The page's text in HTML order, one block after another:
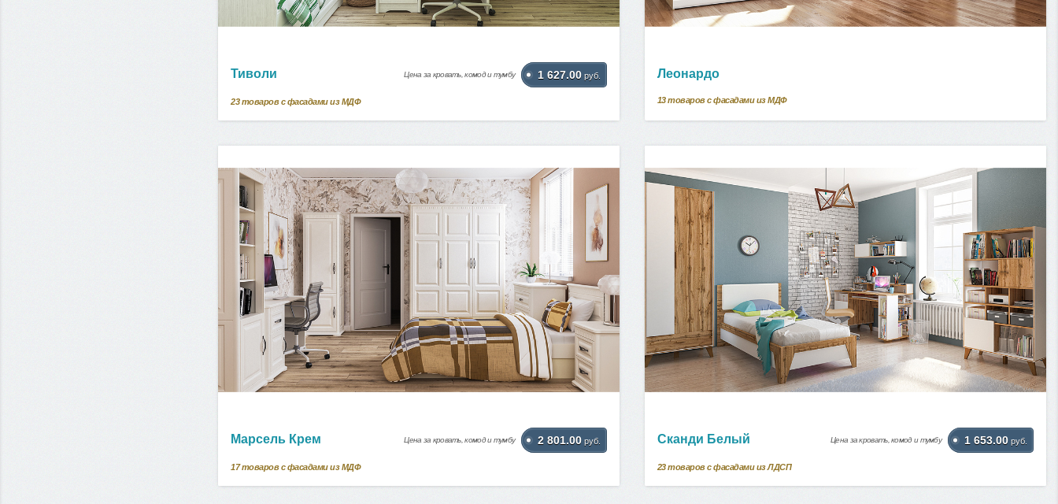
Тиволи Цена за кровать, комод и тумбу 1 627.00 руб.
23 товаров с фасадами из МДФ
Леонардо
13 товаров с фасадами из МДФ
Марсель Крем Цена за кровать, комод и тумбу 2 801.00 руб.
17 товаров с фасадами из МДФ
Сканди Белый Цена за кровать, комод и тумбу 1 653.00 руб.
23 товаров с фасадами из ЛДСП